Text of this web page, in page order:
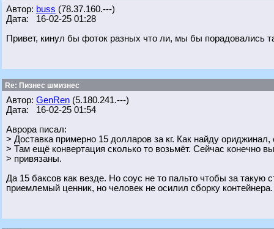
Автор: buss (78.37.160.---)
Дата: 16-02-25 01:28
Привет, кинул бы фоток разных что ли, мы бы порадовались
Re: Пизнес шмизнес
Автор: GenRen (5.180.241.---)
Дата: 16-02-25 01:54
Аврора писал:
> Доставка примерно 15 долларов за кг. Как найду
> Там ещё конвертация сколько то возьмёт. Сейчас конечно
> привязаны.
Да 15 баксов как везде. Но соус не то пальто чтобы за
приемлемый ценник, но человек не осилил сборку контейнера.